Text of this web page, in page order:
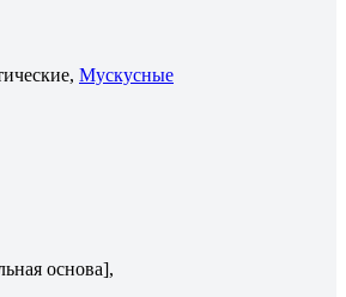
Мускусные
основа],